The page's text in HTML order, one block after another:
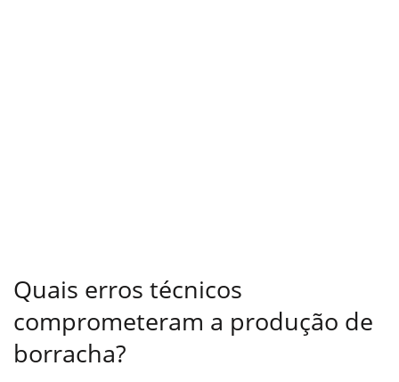
Quais erros técnicos
comprometeram a produção de
borracha?